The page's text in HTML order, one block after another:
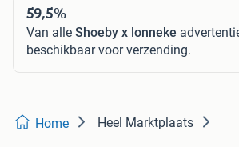
59,5%
Van alle Shoeby x lonneke
beschikbaar voor verzending.
Home Heel Marktplaats